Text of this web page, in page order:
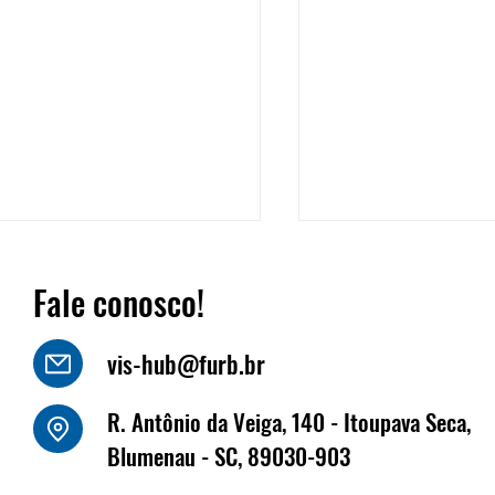
Luiz Kornely - HBSIS
Fritz Müller marca
na Fenabrave,
Fale conosco!
vis-hub@furb.br
R. Antônio da Veiga, 140 - Itoupava Seca,
Blumenau - SC, 89030-903